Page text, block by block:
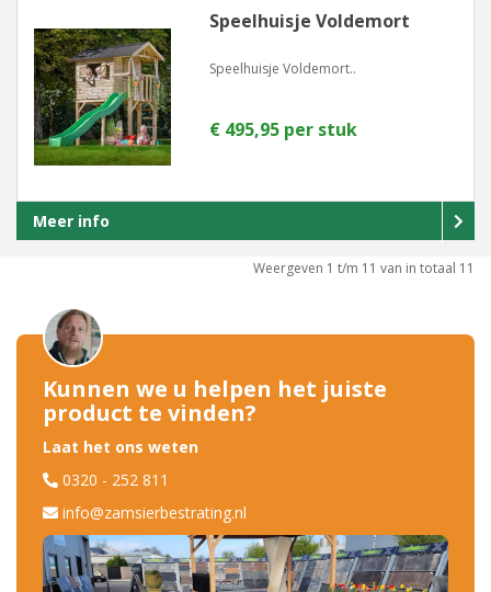
Speelhuisje Voldemort
Speelhuisje Voldemort..
€ 495,95 per stuk
Meer info
Weergeven 1 t/m 11 van in totaal 11
Kunnen we u helpen het juiste
product te vinden?
Laat het ons weten
0320 - 252 811
info@zamsierbestrating.nl